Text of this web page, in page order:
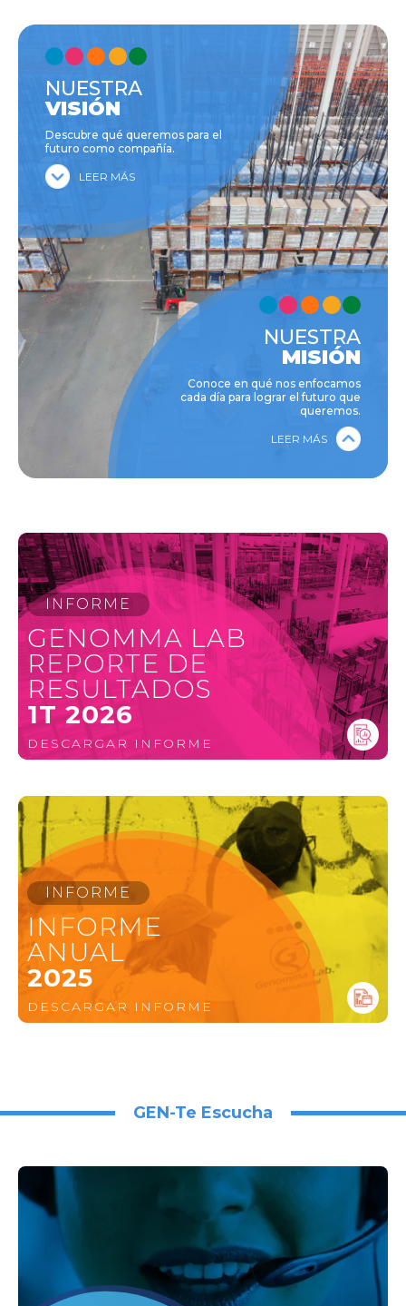
NUESTRA
VISIÓN
Descubre qué queremos para el
futuro como compañía.
LEER MÁS
NUESTRA
MISIÓN
Conoce en qué nos enfocamos
cada día para lograr el futuro que
queremos.
LEER MÁS
INFORME
GENOMMA LAB
REPORTE DE
RESULTADOS
1T 2026
DESCARGAR INFORME
INFORME
INFORME
ANUAL
2025
DESCARGAR INFORME
GEN-Te Escucha